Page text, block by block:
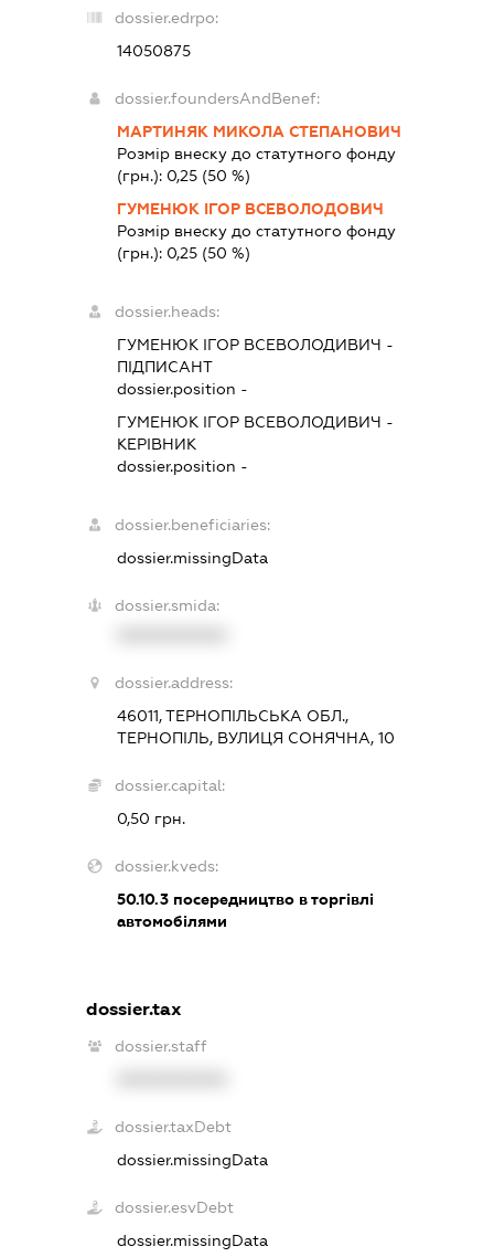
dossier.edrpo:
14050875
dossier.foundersAndBenef:
МАРТИНЯК МИКОЛА СТЕПАНОВИЧ
Розмір внеску до статутного фонду
(грн.): 0,25(50 %)
ГУМЕНЮК ІГОР ВСЕВОЛОДОВИЧ
Розмір внеску до статутного фонду
(грн.): 0,25(50 %)
dossier.heads:
ГУМЕНЮК ІГОР ВСЕВОЛОДИВИЧ -
ПІДПИСАНТ
dossier.position -
ГУМЕНЮК ІГОР ВСЕВОЛОДИВИЧ -
КЕРІВНИК
dossier.position -
dossier.beneficiaries:
dossier.missingData
dossier.smida:
dossier.address:
46011, ТЕРНОПІЛЬСЬКА ОБЛ.,
ТЕРНОПІЛЬ, ВУЛИЦЯ СОНЯЧНА, 10
dossier.capital:
0,50 грн.
dossier.kveds:
50.10.3посередництво в торгівлі
автомобілями
dossier.tax
dossier.staff
dossier.taxDebt
dossier.missingData
dossier.esvDebt
dossier.missingData